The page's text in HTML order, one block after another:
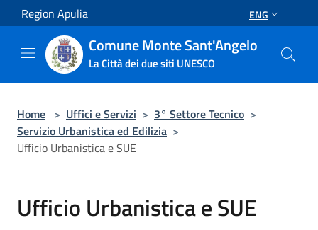
Salta al contenuto principale
Region Apulia ENG
Comune Monte Sant'Angelo
La Città dei due siti UNESCO
Home > Uffici e Servizi > 3° Settore Tecnico >
Servizio Urbanistica ed Edilizia >
Ufficio Urbanistica e SUE
Ufficio Urbanistica e SUE